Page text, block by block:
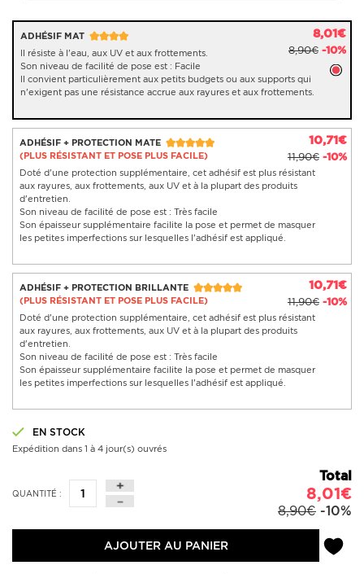
ADHÉSIF MAT 8,01€
8,90€ -10%
Il résiste à l'eau, aux UV et aux frottements.
Son niveau de facilité de pose est : Facile
Il convient particulièrement aux petits budgets ou aux supports qui
n'exigent pas une résistance accrue aux rayures et aux frottements.
ADHÉSIF + PROTECTION MATE
(PLUS RÉSISTANT ET POSE PLUS FACILE)
10,71€
11,90€ -10%
Doté d'une protection supplémentaire, cet adhésif est plus résistant
aux rayures, aux frottements, aux UV et à la plupart des produits
d'entretien.
Son niveau de facilité de pose est : Très facile
Son épaisseur supplémentaire facilite la pose et permet de masquer
les petites imperfections sur lesquelles l'adhésif est appliqué.
ADHÉSIF + PROTECTION BRILLANTE
(PLUS RÉSISTANT ET POSE PLUS FACILE)
10,71€
11,90€ -10%
Doté d'une protection supplémentaire, cet adhésif est plus résistant
aux rayures, aux frottements, aux UV et à la plupart des produits
d'entretien.
Son niveau de facilité de pose est : Très facile
Son épaisseur supplémentaire facilite la pose et permet de masquer
les petites imperfections sur lesquelles l'adhésif est appliqué.
EN STOCK
Expédition dans 1 à 4 jour(s) ouvrés
QUANTITÉ :
Total
8,01€
8,90€ -10%
AJOUTER AU PANIER